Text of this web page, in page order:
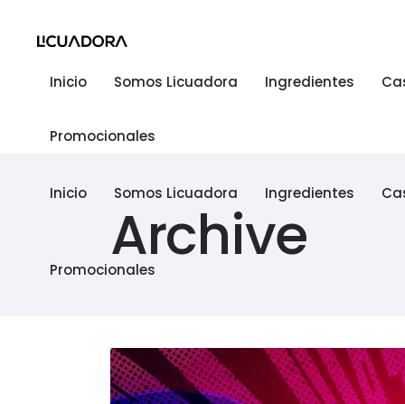
Inicio Somos Licuadora Ingredientes
Promocionales
Inicio Somos Licuadora Ingredientes
Promocionales
Archive